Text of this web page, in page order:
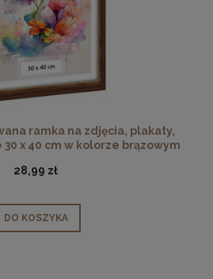
ramka na zdjęcia, plakaty,
x 40 cm w kolorze brązowym
28,99 zł
DO KOSZYKA